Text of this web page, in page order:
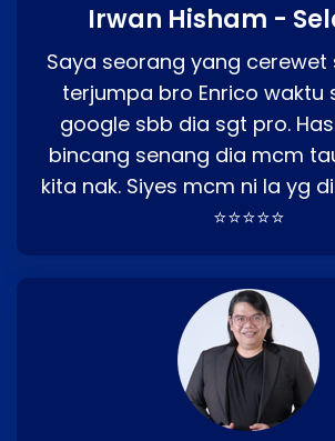
Irwan Hisham -
Saya seorang yang cerewet
terjumpa bro Enrico waktu
google sbb dia sgt pro.
bincang senang dia mcm
kita nak. Siyes mcm ni la yg
⭐⭐⭐⭐⭐